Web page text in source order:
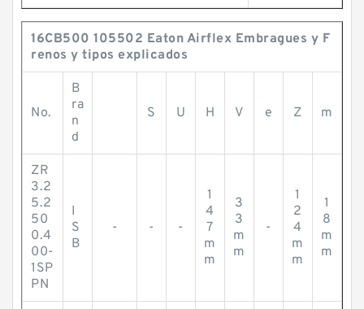
16CB500 105502 Eaton Airflex Embragues y F
renos y tipos explicados
No.
B
ra
n
d
S U H V e Z m
ZR
3.2
5.2
50
0.4
00-
1SP
PN
I
S
B
- - -
1
4
7
m
m
3
3
m
m
-
1
2
4
m
m
1
8
m
m